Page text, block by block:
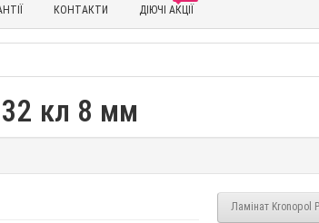
КОНТАКТИ ДІЮЧІ АКЦІЇ
кл 8 мм
Ламінат Kronopol